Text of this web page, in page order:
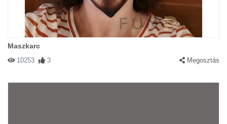
Maszkarc
10253 3 Megosztás